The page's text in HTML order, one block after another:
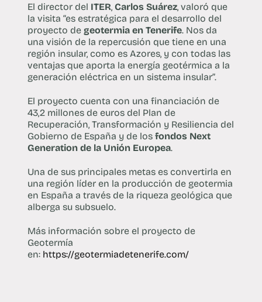
El director del ITER,Carlos Suárez, valoró que
la visita “es estratégica para el desarrollo del
proyecto de geotermia en Tenerife. Nos da
una visión de la repercusión que tiene en una
región insular, como es Azores, y con todas las
ventajas que aporta la energía geotérmica a la
generación eléctrica en un sistema insular”.
El proyecto cuenta con una financiación de
43,2 millones de euros del Plan de
Recuperación, Transformación y Resiliencia del
Gobierno de España y de losfondos Next
Generation de la Unión Europea.
Una de sus principales metas es convertirla en
una región líder en la producción de geotermia
en España a través de la riqueza geológica que
alberga su subsuelo.
Más información sobre el proyecto de
Geotermía
en: https://geotermiadetenerife.com/